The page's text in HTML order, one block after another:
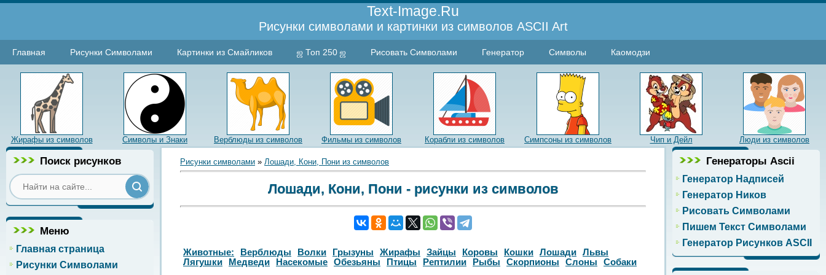
Text-Image.Ru
Рисунки символами и картинки из символов ASCII Art
Главная Рисунки Символами Картинки из Смайликов ஜ Топ 250 ஜ Рисовать Символами Генератор Символы Каомодзи
Жирафы из символов Символы и Знаки Верблюды из символов Фильмы из символов Корабли из символов Симпсоны из символов Чип и Дейл Люди из символов
Поиск рисунков
Меню
Главная страница
Рисунки Символами
Рисунки символами » Лошади, Кони, Пони из символов
Лошади, Кони, Пони - рисунки из символов
Животные: Верблюды Волки Грызуны Жирафы Зайцы Коровы Кошки Лошади
Львы
Лягушки
Медведи Насекомые Обезьяны Птицы Рептилии Рыбы Скорпионы Слоны Собаки
Генераторы Ascii
Генератор Надписей
Генератор Ников
Рисовать Символами
Пишем Текст Символами
Генератор Рисунков ASCII